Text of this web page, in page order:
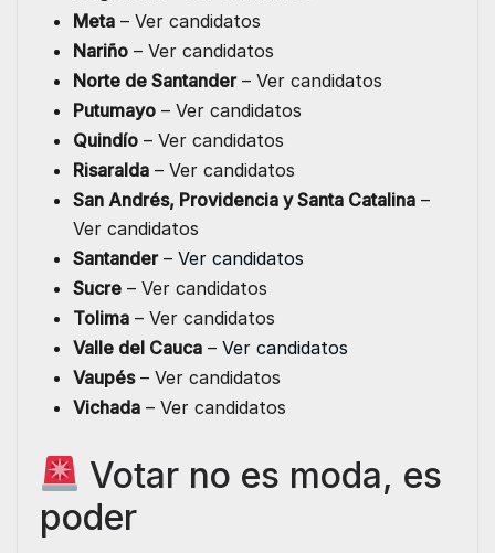
Meta – Ver candidatos
Nariño – Ver candidatos
Norte de Santander– Ver candidatos
Putumayo – Ver candidatos
Quindío – Ver candidatos
Risaralda – Ver candidatos
San Andrés, Providencia y Santa Catalina –
Ver candidatos
Santander– Ver candidatos
Sucre – Ver candidatos
Tolima – Ver candidatos
Valle del Cauca – Ver candidatos
Vaupés– Ver candidatos
Vichada – Ver candidatos
Votar no es moda, es
poder